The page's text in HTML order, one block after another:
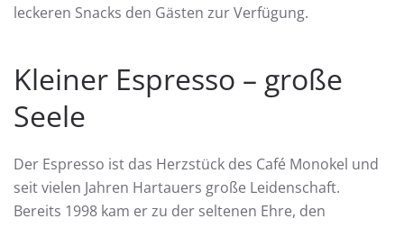
leckeren Snacks den Gästen zur Verfügung.
Kleiner Espresso – große
Seele
Der Espresso ist das Herzstück des Café Monokel und
seit vielen Jahren Hartauers große Leidenschaft.
Bereits 1998 kam er zu der seltenen Ehre, den